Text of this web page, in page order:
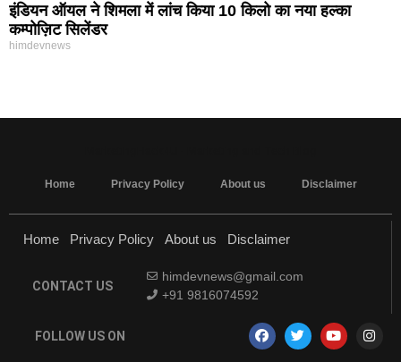
इंडियन ऑयल ने शिमला में लांच किया 10 किलो का नया हल्का
कम्पोज़िट सिलेंडर
himdevnews
Home Privacy Policy About us Disclaimer
Home Privacy Policy About us Disclaimer
CONTACT US
himdevnews@gmail.com
+91 9816074592
FOLLOW US ON